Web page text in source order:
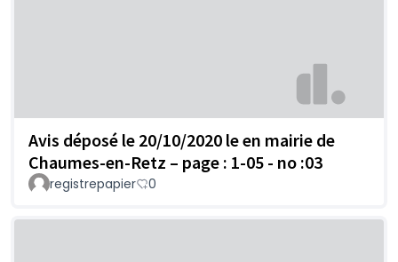
Avis déposé le 20/10/2020 le en mairie de
Chaumes-en-Retz – page : 1-05 - no :03
registrepapier 0